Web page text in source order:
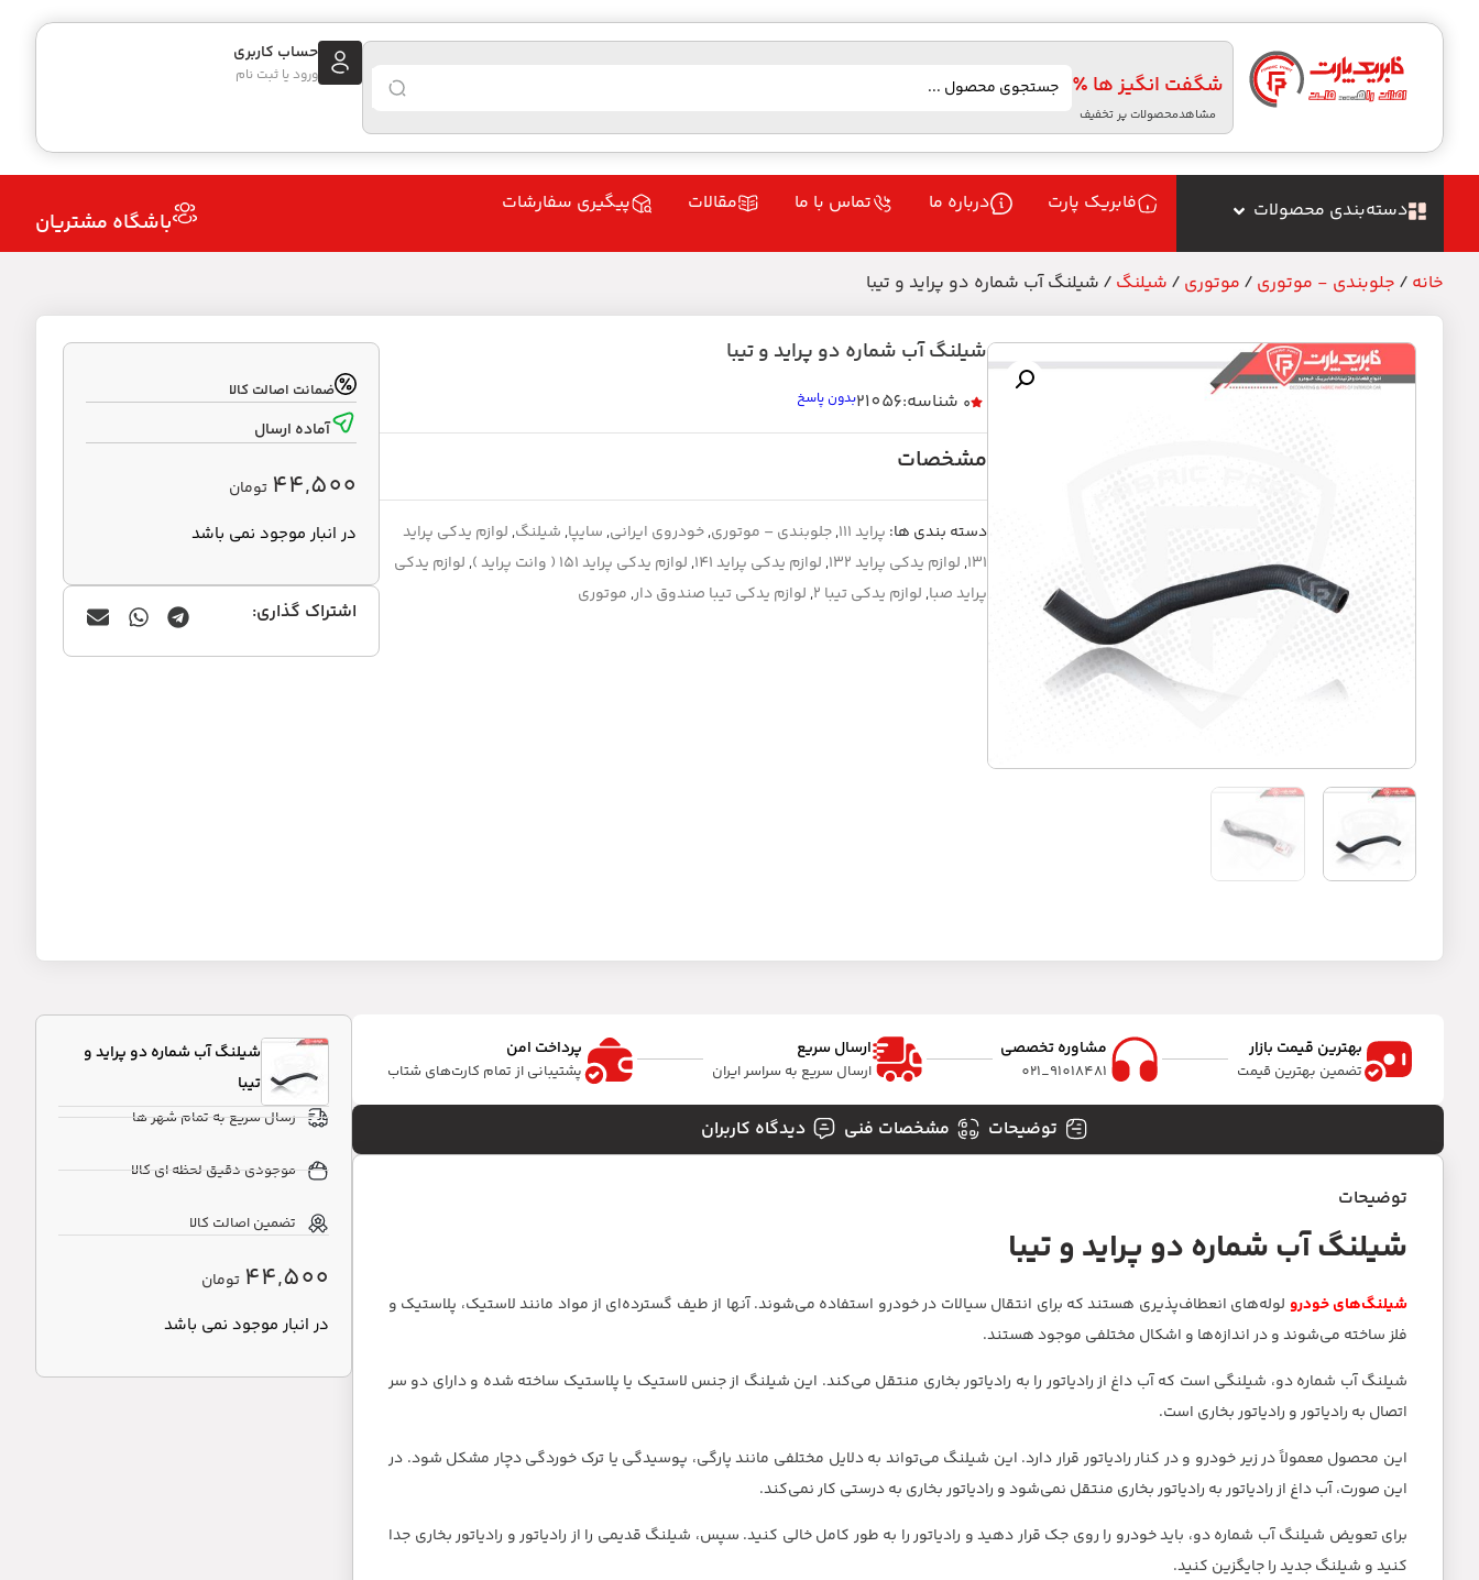
شگفت انگیز ها ٪
مشاهدمحصولات پر تخفیف
حساب کاربری
ورود یا ثبت نام
دسته‌بندی محصولات فابریک پارت درباره ما تماس با ما مقالات پیگیری سفارشات
باشگاه مشتریان
خانه / جلوبندی - موتوری / موتوری / شیلنگ / شیلنگ آب شماره دو پراید و تیبا
شیلنگ آب شماره دو پراید و تیبا
0 شناسه:21056 بدون پاسخ
مشخصات
دسته بندی ها: پراید 111 ,جلوبندی – موتوری,خودروی ایرانی,سایپا,شیلنگ,لوازم یدکی پراید
131
,لوازم یدکی پراید 132 ,لوازم یدکی پراید 141 ,لوازم یدکی پراید 151 ( وانت پراید ) ,لوازم یدکی
پراید صبا,لوازم یدکی تیبا 2 ,لوازم یدکی تیبا صندوق دار,موتوری
ضمانت اصالت کالا
آماده ارسال
44,500 تومان
در انبار موجود نمی باشد
اشتراک گذاری:
بهترین قیمت بازار
تضمین بهترین قیمت
مشاوره تخصصی
91018481_021
ارسال سریع
ارسال سریع به سراسر ایران
پرداخت امن
پشتیبانی از تمام کارت‌های شتاب
توضیحات مشخصات فنی دیدگاه کاربران
توضیحات
شیلنگ آب شماره دو پراید و تیبا
شیلنگ‌های خودرو لوله‌های انعطاف‌پذیری هستند که برای انتقال سیالات در خودرو استفاده می‌شوند. آنها از طیف گسترده‌ای از مواد مانند لاستیک، پلاستیک و
فلز ساخته می‌شوند و در اندازه‌ها و اشکال مختلفی موجود هستند.
شیلنگ آب شماره دو، شیلنگی است که آب داغ از رادیاتور را به رادیاتور بخاری منتقل می‌کند. این شیلنگ از جنس لاستیک یا پلاستیک ساخته شده و دارای دو سر
اتصال به رادیاتور و رادیاتور بخاری است.
این محصول معمولاً در زیر خودرو و در کنار رادیاتور قرار دارد. این شیلنگ می‌تواند به دلایل مختلفی مانند پارگی، پوسیدگی یا ترک خوردگی دچار مشکل شود. در
این صورت، آب داغ از رادیاتور به رادیاتور بخاری منتقل نمی‌شود و رادیاتور بخاری به درستی کار نمی‌کند.
برای تعویض شیلنگ آب شماره دو، باید خودرو را روی جک قرار دهید و رادیاتور را به طور کامل خالی کنید. سپس، شیلنگ قدیمی را از رادیاتور و رادیاتور بخاری جدا
کنید و شیلنگ جدید را جایگزین کنید.
شیلنگ آب شماره دو پراید و
تیبا
رسال سریع به تمام شهر ها
موجودی دقیق لحظه ای کالا
تضمین اصالت کالا
44,500 تومان
در انبار موجود نمی باشد